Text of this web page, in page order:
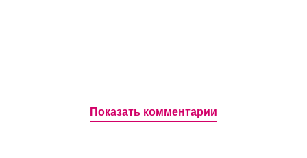
Показать комментарии